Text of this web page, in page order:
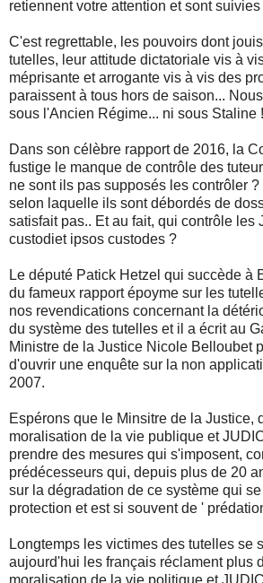
retiennent votre attention et sont suivies
C'est regrettable, les pouvoirs dont
tutelles, leur attitude dictatoriale vis à
méprisante et arrogante vis à vis des
paraissent à tous hors de saison...
sous l'Ancien Régime... ni sous Staline !
Dans son célèbre rapport de 2016, la
fustige le manque de contrôle des
ne sont ils pas supposés les contrôler
selon laquelle ils sont débordés de
satisfait pas.. Et au fait, qui contrôle les
custodiet ipsos custodes ?
Le député Patick Hetzel qui succède à
du fameux rapport époyme sur les
nos revendications concernant la
du système des tutelles et il a écrit au
Ministre de la Justice Nicole Belloubet
d'ouvrir une enquête sur la non
2007.
Espérons que le Minsitre de la Justice,
moralisation de la vie publique et
prendre des mesures qui s'imposent,
prédécesseurs qui, depuis plus de 20
sur la dégradation de ce système qui
protection et est si souvent de '
Longtemps les victimes des tutelles se
aujourd'hui les français réclament plus
moralisation de la vie politique et